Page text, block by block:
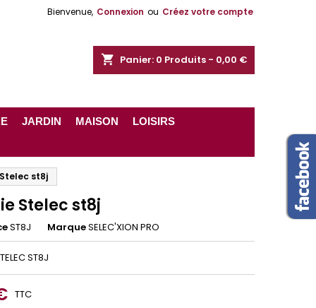
Bienvenue, Connexion ou Créez votre compte
shopping_cart Panier: 0 Produits - 0,00 €
JARDIN MAISON
LOISIRS
st8j
Stelec st8j
ST8J MarqueSELEC'XION PRO
ST8J
TTC